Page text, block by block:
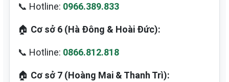
📞 Hotline: 0966.389.833
🏠 Cơ sở 6 (Hà Đông & Hoài Đức):
📞 Hotline: 0866.812.818
🏠 Cơ sở 7 (Hoàng Mai & Thanh Trì):